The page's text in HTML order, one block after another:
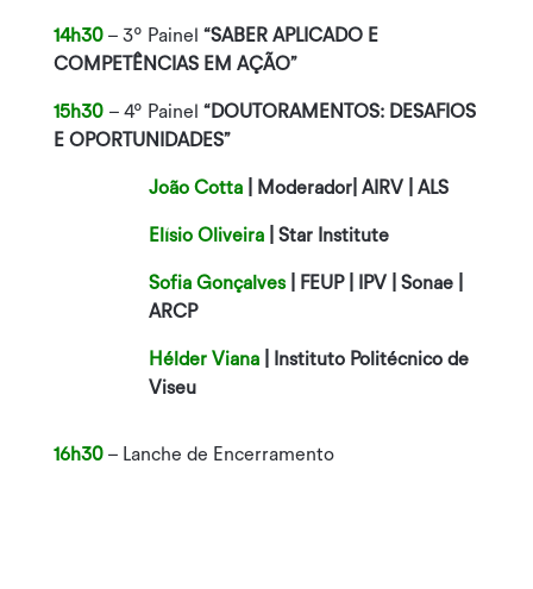
14h30– 3º Painel “SABER APLICADO E
COMPETÊNCIAS EM AÇÃO”
15h30 – 4º Painel “DOUTORAMENTOS: DESAFIOS
E OPORTUNIDADES”
João Cotta| Moderador| AIRV | ALS
Elísio Oliveira| Star Institute
Sofia Gonçalves| FEUP | IPV | Sonae |
ARCP
Hélder Viana| Instituto Politécnico de
Viseu
16h30– Lanche de Encerramento